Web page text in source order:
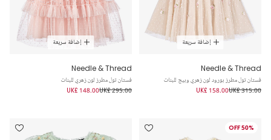
إضافة سريعة
Needle & Thread
فستان تول مطرز بورود لون زهري وبيج للبنات
UK£ 315.00
UK£ 158.00
إضافة سريعة
Needle & Thread
فستان تول مطرز لون زهري للبنات
UK£ 295.00
UK£ 148.00
50% OFF